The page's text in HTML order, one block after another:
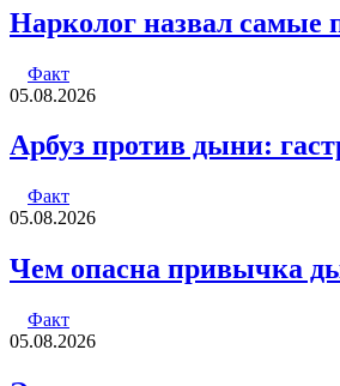
Нарколог назвал самые
Факт
05.08.2026
Арбуз против дыни:
Факт
05.08.2026
Чем опасна привычка
Факт
05.08.2026